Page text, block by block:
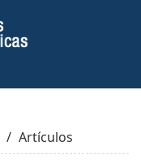
Artículos